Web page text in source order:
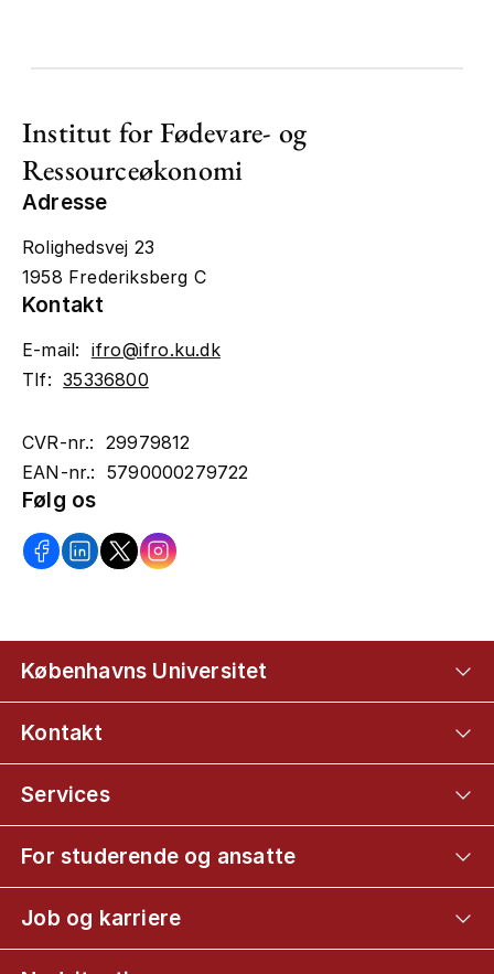
Institut for Fødevare- og
Ressourceøkonomi
Adresse
Rolighedsvej 23
1958 Frederiksberg C
Kontakt
E-mail: ifro@ifro.ku.dk
Tlf:35336800
CVR-nr.: 29979812
EAN-nr.: 5790000279722
Følg os
Københavns Universitet
Kontakt
Services
For studerende og ansatte
Job og karriere